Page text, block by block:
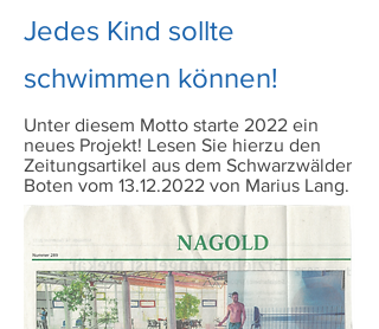
Jedes Kind sollte
schwimmen können!
Unter diesem Motto starte 2022 ein
neues Projekt! Lesen Sie hierzu den
Zeitungsartikel aus dem Schwarzwälder
Boten vom 13.12.2022 von Marius Lang.